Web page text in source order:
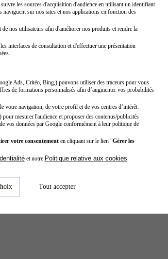
les sources d'acquisition d'audience en utilisant un identifiant
sur nos sites et nos applications en fonction des
nos utilisateurs afin d'améliorer nos produits et rendre la
interfaces de consultation et d'effectuer une présentation
Ads, Critéo, Bing,) pouvons utiliser des traceurs pour vous
de formations personnalisés afin d’augmenter vos probabilités
votre navigation, de votre profil et de vos centres d’intérêt.
mesurer l'audience et proposer des contenus/publicités
vos données par Google conformément à leur politique de
votre consentementen cliquant sur le lien "Gérer les
et notre Politique relative aux cookies
Tout accepter